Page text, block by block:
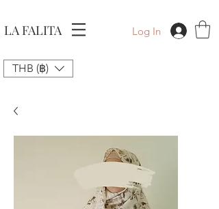
LA FALITA
THB (฿)
Log In